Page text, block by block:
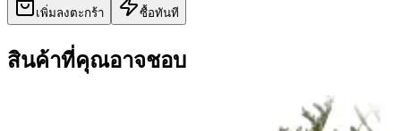
เพิ่มลงตะกร้า ซื้อทันที
สินค้าที่คุณอาจชอบ